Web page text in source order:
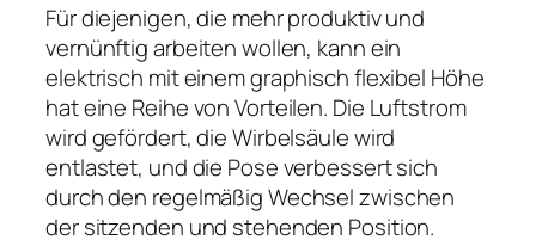
Für diejenigen, die mehr produktiv und
vernünftig arbeiten wollen, kann ein
elektrisch mit einem graphisch flexibel Höhe
hat eine Reihe von Vorteilen. Die Luftstrom
wird gefördert, die Wirbelsäule wird
entlastet, und die Pose verbessert sich
durch den regelmäßig Wechsel zwischen
der sitzenden und stehenden Position.